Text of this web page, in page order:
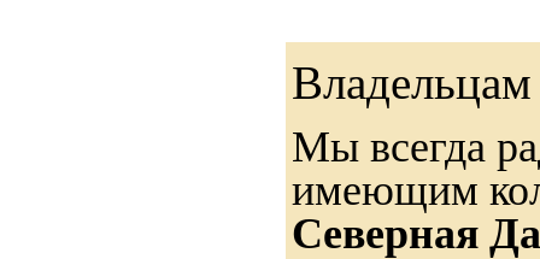
Мы всегда
имеющим
Северная